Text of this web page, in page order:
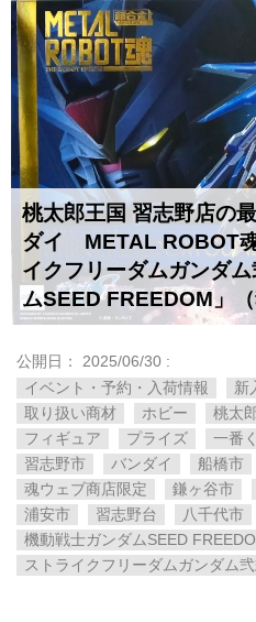
桃太郎王国 習志野店の
ダイ METAL ​ROBOT
イクフリーダムガンダ
ムSEED ​FREEDOM」
公開日： 2025/06/30 :
イベント・予約・入荷情報
新
取り扱い商材
ホビー
桃太
フィギュア
プライズ 一番
習志野市
バンダイ 船橋市
魂ウェブ商店限定
鎌ヶ谷市
浦安市
習志野台 八千代市
機動戦士ガンダムSEED
ストライクフリーダムガンダム